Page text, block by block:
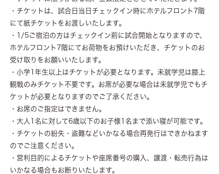
・チケットは、試合日当日チェックイン時にホテルフロント7階
にて紙チケットをお渡しいたします。
・1/5ご宿泊の方はチェックイン前に試合開始となりますので、
ホテルフロント7階にてお荷物をお預けいただき、チケットのお
受け取りをお願いいたします。
・小学1年生以上はチケットが必要となります。未就学児は膝上
観戦のみチケット不要です。お席が必要な場合は未就学児でもチ
ケットが必要となりますのでご了承ください。
・お席のご指定はできません。
・大人1名に対して6歳以下のお子様1名まで添い寝が可能です。
・チケットの紛失・盗難などいかなる場合再発行はできかねます
のでご注意ください。
・営利目的によるチケットや座席番号の購入、譲渡・転売行為は
いかなる場合もお断りいたします。